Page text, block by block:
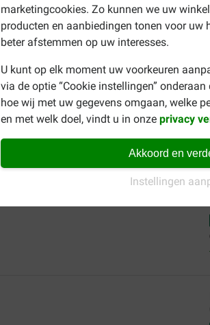
marketingcookies. Zo kunnen we uw
producten en aanbiedingen tonen voor uw
beter afstemmen op uw interesses.
U kunt op elk moment uw voorkeuren
via de optie “Cookie instellingen”
hoe wij met uw gegevens omgaan, welke
en met welk doel, vindt u in onze privacy
Akkoord en
Instellingen